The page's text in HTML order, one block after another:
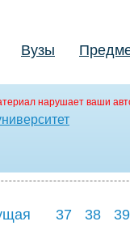
Вузы
нарушает ваши
37 38 39